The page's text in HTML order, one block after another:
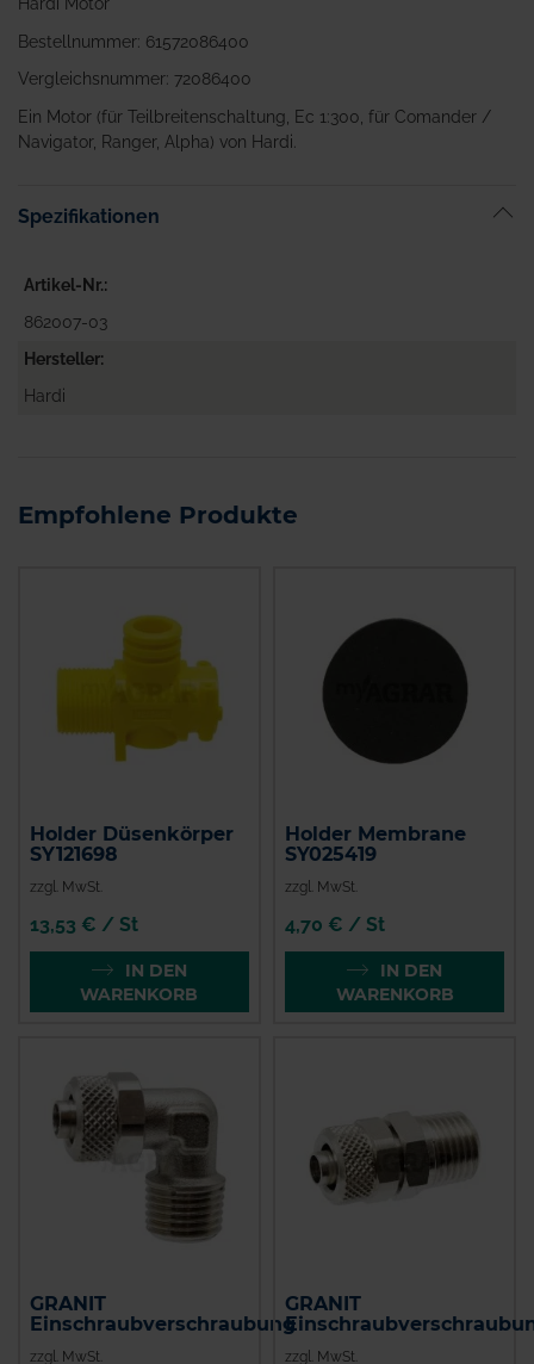
Hardi Motor
Bestellnummer: 61572086400
Vergleichsnummer: 72086400
Ein Motor (für Teilbreitenschaltung, Ec 1:300, für Comander /
Navigator, Ranger, Alpha) von Hardi.
Spezifikationen
Artikel-Nr.
862007-03
Hersteller
Hardi
Empfohlene Produkte
Holder Düsenkörper
SY121698
zzgl. MwSt.
13,53 € / St
IN DEN
WARENKORB
Holder Membrane
SY025419
zzgl. MwSt.
4,70 € / St
IN DEN
WARENKORB
GRANIT
Einschraubverschraubung
zzgl. MwSt.
GRANIT
zzgl. MwSt.